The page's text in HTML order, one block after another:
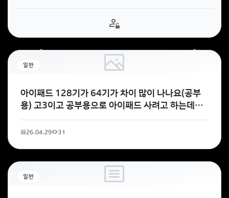
일반
아이패드 128기가 64기가 차이 많이 나나요(공부
용) 고3이고 공부용으로 아이패드 사려고 하는데강
의 시청, 필기, PDF 다운로드, 문제
26.04.29 31
일반